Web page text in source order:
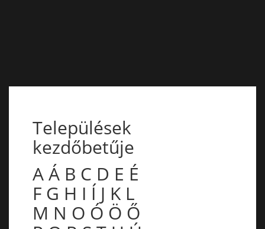
Települések
kezdőbetűje
AÁ B C D E É
F G H I Í J K L
M N O Ó Ö Ő